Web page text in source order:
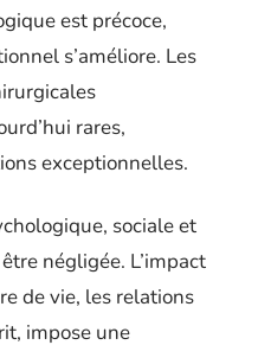
est précoce,
s’améliore. Les
rares,
exceptionnelles.
sociale et
négligée. L’impact
de vie, les relations
impose une